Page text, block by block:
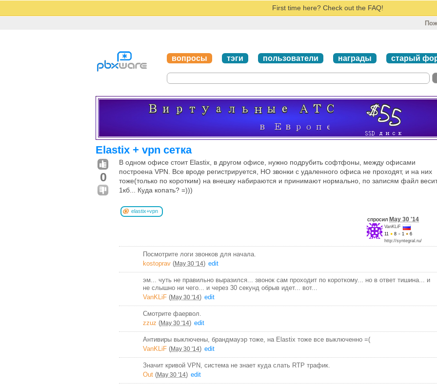
First time here? Check out the FAQ!
вопросы тэги пользователи награды старый
Elastix + vpn сетка
0
В одном офисе стоит Elastix, в другом офисе, нужно подрубить софтфоны, между офисами
построена VPN. Все вроде регистрируется, НО звонки с удаленного офиса не проходят, и на них
тоже(только по коротким) на внешку набираются и принимают нормально, по записям файл
1кб... Куда копать? =)))
elastix+vpn
спросил May 30 '14
VanKLiF
11 ● 8 ● 1 ● 6
http://syntegral.ru/
Посмотрите логи звонков для начала.
kostoprav (May 30 '14) edit
эм... чуть не правильно выразился... звонок сам проходит по короткому... но в ответ тишина... и
не слышно ни чего... и через 30 секунд обрыв идет... вот...
VanKLiF (May 30 '14) edit
Смотрите фаервол.
zzuz (May 30 '14) edit
Антивиры выключены, брандмауэр тоже, на Elastix тоже все выключенно =(
VanKLiF (May 30 '14) edit
Значит кривой VPN, система не знает куда слать RTP трафик.
Out (May 30 '14) edit